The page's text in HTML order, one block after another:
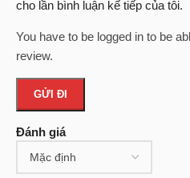
Đánh giá
cho lần bình luận kế tiếp của tôi.
You have to be logged in to be
review.